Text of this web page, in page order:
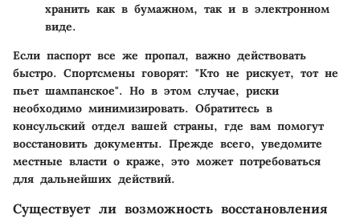
хранить как в бумажном, так и в электронном
виде.
Если паспорт все же пропал, важно действовать
быстро. Спортсмены говорят: "Кто не рискует, тот не
пьет шампанское". Но в этом случае, риски
необходимо минимизировать. Обратитесь в
консульский отдел вашей страны, где вам помогут
восстановить документы. Прежде всего, уведомите
местные власти о краже, это может потребоваться
для дальнейших действий.
Существует ли возможность восстановления